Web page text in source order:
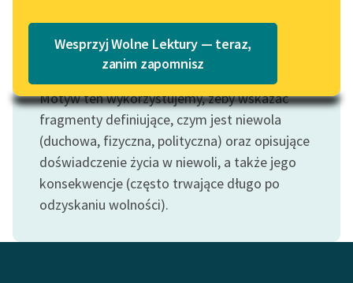
Lektury szkolne i klasyka
literatury do słuchania dla
uczennic i uczniów z
niepełnosprawnościami
E-kolekcja lektur
szkolnych i literatury do
uczniów z
Katalog w formacie PDF
Wesprzyj Wolne Lektury — teraz,
zanim zapomnisz
Motyw: Niewola
Motyw ten wykorzystujemy, żeby wskazać
fragmenty definiujące, czym jest niewola
(duchowa, fizyczna, polityczna) oraz opisujące
doświadczenie życia w niewoli, a także jego
konsekwencje (często trwające długo po
odzyskaniu wolności).